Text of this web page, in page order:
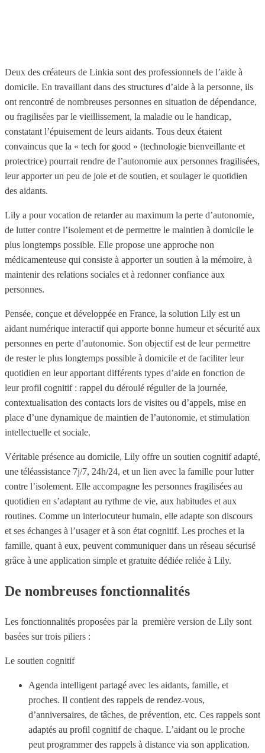
Deux des créateurs de Linkia sont des professionnels de l’aide à
domicile. En travaillant dans des structures d’aide à la personne, ils
ont rencontré de nombreuses personnes en situation de dépendance,
ou fragilisées par le vieillissement, la maladie ou le handicap,
constatant l’épuisement de leurs aidants. Tous deux étaient
convaincus que la « tech for good » (technologie bienveillante et
protectrice) pourrait rendre de l’autonomie aux personnes fragilisées,
leur apporter un peu de joie et de soutien, et soulager le quotidien
des aidants.
Lily a pour vocation de retarder au maximum la perte d’autonomie,
de lutter contre l’isolement et de permettre le maintien à domicile le
plus longtemps possible. Elle propose une approche non
médicamenteuse qui consiste à apporter un soutien à la mémoire, à
maintenir des relations sociales et à redonner confiance aux
personnes.
Pensée, conçue et développée en France, la solution Lily est un
aidant numérique interactif qui apporte bonne humeur et sécurité aux
personnes en perte d’autonomie. Son objectif est de leur permettre
de rester le plus longtemps possible à domicile et de faciliter leur
quotidien en leur apportant différents types d’aide en fonction de
leur profil cognitif : rappel du déroulé régulier de la journée,
contextualisation des contacts lors de visites ou d’appels, mise en
place d’une dynamique de maintien de l’autonomie, et stimulation
intellectuelle et sociale.
Véritable présence au domicile, Lily offre un soutien cognitif adapté,
une téléassistance 7j/7, 24h/24, et un lien avec la famille pour lutter
contre l’isolement. Elle accompagne les personnes fragilisées au
quotidien en s’adaptant au rythme de vie, aux habitudes et aux
routines. Comme un interlocuteur humain, elle adapte son discours
et ses échanges à l’usager et à son état cognitif. Les proches et la
famille, quant à eux, peuvent communiquer dans un réseau sécurisé
grâce à une application simple et gratuite dédiée reliée à Lily.
De nombreuses fonctionnalités
Les fonctionnalités proposées par la première version de Lily sont
basées sur trois piliers :
Le soutien cognitif
Agenda intelligent partagé avec les aidants, famille, et
proches. Il contient des rappels de rendez-vous,
d’anniversaires, de tâches, de prévention, etc. Ces rappels sont
adaptés au profil cognitif de chaque. L’aidant ou le proche
peut programmer des rappels à distance via son application.